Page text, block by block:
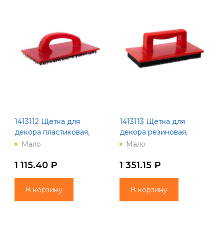
1413112 Щетка для
декора пластиковая,
235х135мм Китай
Мало
1 115.40 ₽
В корзину
1413113 Щетка для
декора резиновая,
200х100 мм
Мало
1 351.15 ₽
В корзину